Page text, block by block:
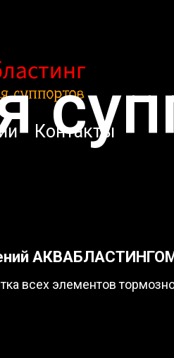
всех элементов
Контакты